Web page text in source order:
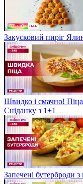
Закусковий пиріг
Швидко і смачно!
Сніданку з 1+1
Запечені бутерброди